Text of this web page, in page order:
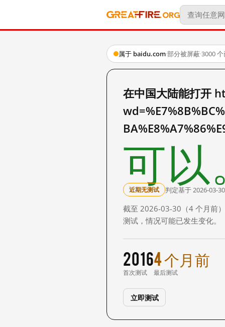
属于 baidu.com·部分被屏蔽·3000
在中国大陆能打开
可以
近期无测试 判定基于 2026-03-
截至 2026-03-30（4 个月前
测试，情况可能已发生变化。
2016
首次测试
4 个月前
最后测试
立即测试